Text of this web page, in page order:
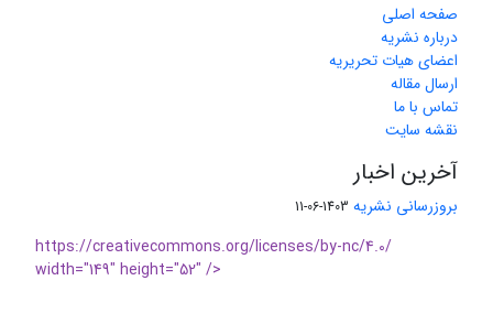
صفحه اصلی
درباره نشریه
اعضای هیات تحریریه
ارسال مقاله
تماس با ما
نقشه سایت
آخرین اخبار
بروزرسانی نشریه 1403-06-11
https://creativecommons.org/licenses/by-nc/4.0/
width="149" height="52" />